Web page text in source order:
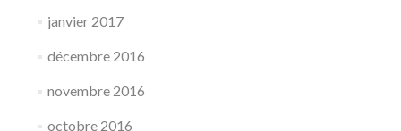
janvier 2017
décembre 2016
novembre 2016
octobre 2016